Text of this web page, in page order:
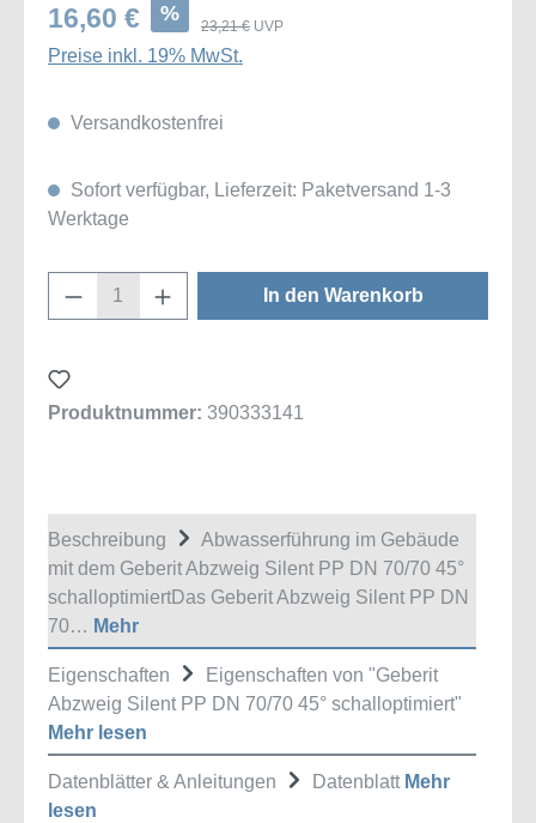
16,60 € %
23,21 € UVP
Preise inkl. 19% MwSt.
Versandkostenfrei
Sofort verfügbar, Lieferzeit: Paketversand 1-3
Werktage
Produkt Anzahl: Gib den gewünschten
In den Warenkorb
Produktnummer: 390333141
Beschreibung
Abwasserführung im Gebäude
mit dem Geberit Abzweig Silent PP DN 70/70 45°
schalloptimiertDas Geberit Abzweig Silent PP DN
70… Mehr
Eigenschaften
Eigenschaften von "Geberit
Abzweig Silent PP DN 70/70 45° schalloptimiert"
Mehr lesen
Datenblätter & Anleitungen Datenblatt Mehr
lesen